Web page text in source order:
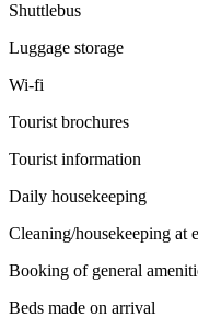
Shuttlebus
Luggage storage
Wi-fi
Tourist brochures
Tourist information
Daily housekeeping
Cleaning/housekeeping at
Booking of general
Beds made on arrival